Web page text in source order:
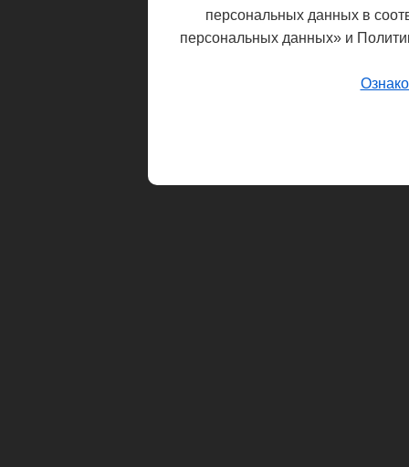
персональных данных в
персональных данных» и